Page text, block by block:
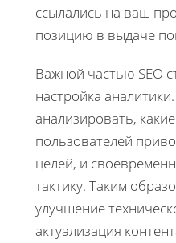
ссылались на ваш
позицию в выдаче
Важной частью SEO
настройка
анализировать,
пользователей
целей, и
тактику. Таким
улучшение
актуализация